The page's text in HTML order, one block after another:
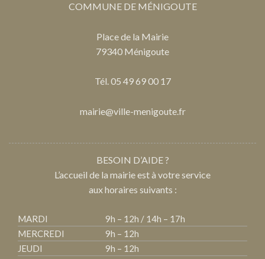
COMMUNE DE MÉNIGOUTE
Place de la Mairie
79340 Ménigoute
Tél. 05 49 69 00 17
mairie@ville-menigoute.fr
BESOIN D’AIDE ?
L’accueil de la mairie est à votre service
aux horaires suivants :
MARDI
9h – 12h / 14h – 17h
MERCREDI
9h – 12h
JEUDI
9h – 12h